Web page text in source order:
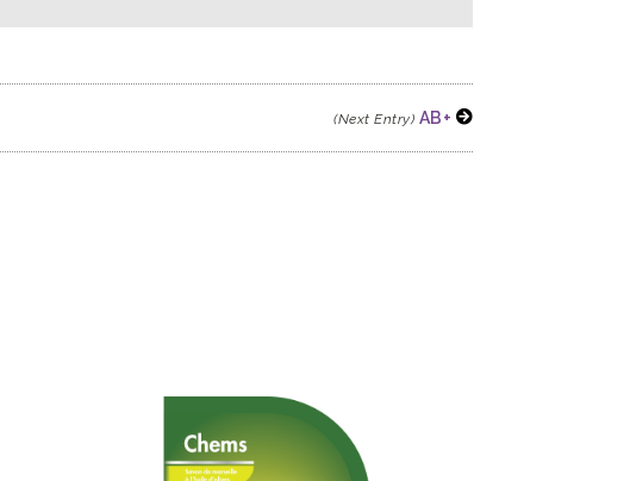
(Next Entry) AB+